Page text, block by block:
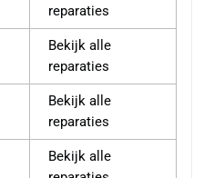
reparaties
Bekijk alle
reparaties
Bekijk alle
reparaties
Bekijk alle